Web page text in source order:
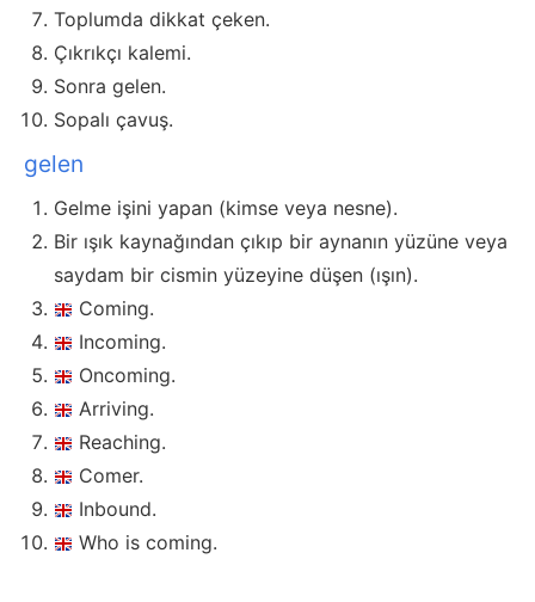
Toplumda dikkat çeken.
Çıkrıkçı kalemi.
Sonra gelen.
Sopalı çavuş.
gelen
Gelme işini yapan (kimse veya nesne).
Bir ışık kaynağından çıkıp bir aynanın yüzüne veya
saydam bir cismin yüzeyine düşen (ışın).
Coming.
Incoming.
Oncoming.
Arriving.
Reaching.
Comer.
Inbound.
Who is coming.